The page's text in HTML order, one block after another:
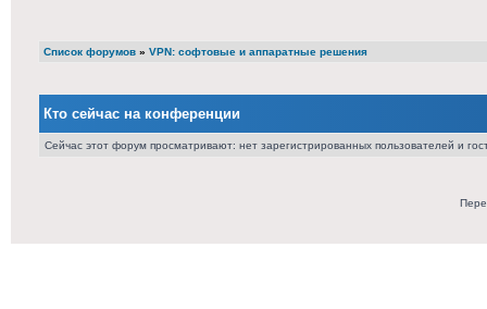
Список форумов » VPN: софтовые и аппаратные решения
Кто сейчас на конференции
Сейчас этот форум просматривают: нет зарегистрированных пользователей и